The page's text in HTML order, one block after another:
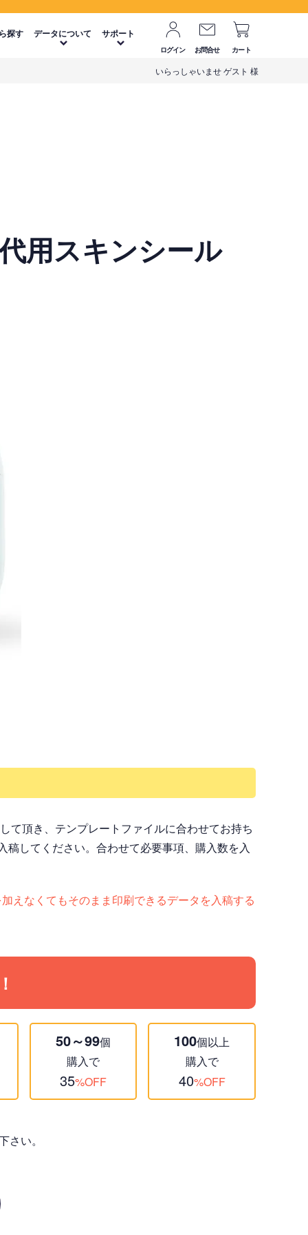
探す データについて サポート
ログイン お問合せ カート
いらっしゃいませ ゲスト 様
用スキンシール
て頂き、テンプレートファイルに合わせてお持ち
してください。合わせて必要事項、購入数を入
えなくてもそのまま印刷できるデータを入稿する
50～99個
購入で
35%OFF
100個以上
購入で
40%OFF
い。